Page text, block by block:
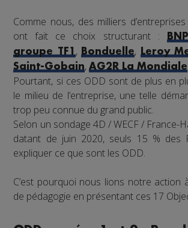
Comme nous, des milliers
ont fait ce choix structurant :
groupe TF1 , Bonduelle, Leroy
Saint-Gobain,AG2R La Mondiale
Pourtant, si ces ODD sont de plus en
le milieu de l’entreprise, une telle
trop peu connue du grand public.
Selon un sondage 4D / WECF / France-
datant de juin 2020, seuls 15 % des
expliquer ce que sont les ODD.
C’est pourquoi nous lions notre action
de pédagogie en présentant ces 17